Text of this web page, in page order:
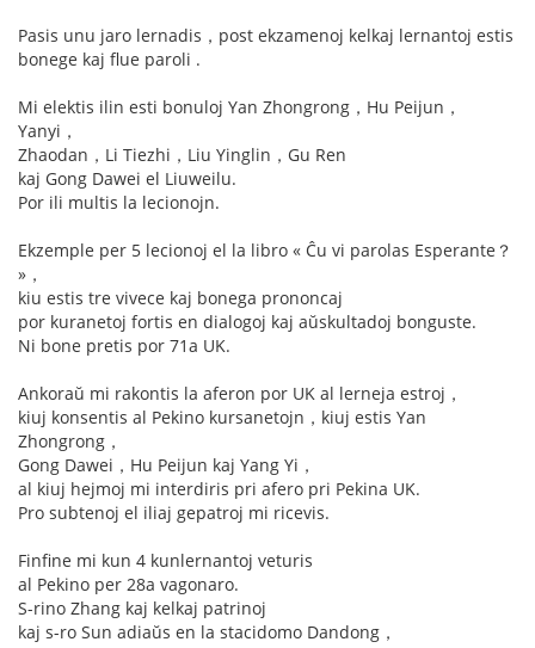
Pasis unu jaro lernadis，post ekzamenoj kelkaj lernantoj estis
bonege kaj flue paroli .
Mi elektis ilin esti bonuloj Yan Zhongrong，Hu Peijun，
Yanyi，
Zhaodan，Li Tiezhi，Liu Yinglin，Gu Ren
kaj Gong Dawei el Liuweilu.
Por ili multis la lecionojn.
Ekzemple per 5 lecionoj el la libro « Ĉu vi parolas Esperante？
»，
kiu estis tre vivece kaj bonega prononcaj
por kuranetoj fortis en dialogoj kaj aŭskultadoj bonguste.
Ni bone pretis por 71a UK.
Ankoraŭ mi rakontis la aferon por UK al lerneja estroj，
kiuj konsentis al Pekino kursanetojn，kiuj estis Yan
Zhongrong，
Gong Dawei，Hu Peijun kaj Yang Yi，
al kiuj hejmoj mi interdiris pri afero pri Pekina UK.
Pro subtenoj el iliaj gepatroj mi ricevis.
Finfine mi kun 4 kunlernantoj veturis
al Pekino per 28a vagonaro.
S-rino Zhang kaj kelkaj patrinoj
kaj s-ro Sun adiaŭs en la stacidomo Dandong，